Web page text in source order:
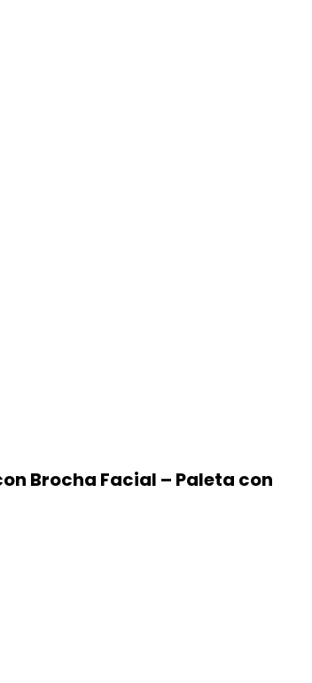
Brocha Facial – Paleta con